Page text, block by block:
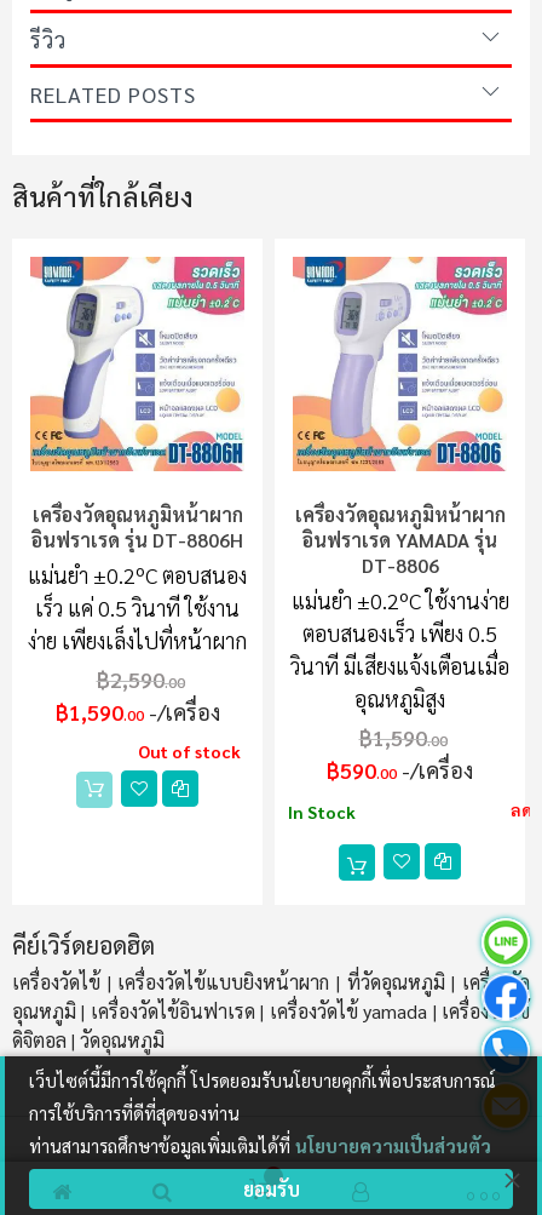
เว็บไซต์นี้มีการใช้คุกกี้ โปรดยอมรับนโยบายคุกกี้เพื่อประสบการณ์
การใช้บริการที่ดีที่สุดของท่าน
ท่านสามารถศึกษาข้อมูลเพิ่มเติมได้ที่ นโยบายความเป็นส่วนตัว
ยอมรับ
รีวิว
RELATED POSTS
สินค้าที่ใกล้เคียง
เครื่องวัดอุณหภูมิหน้าผาก
อินฟราเรด รุ่น DT-8806H
แม่นยำ ±0.2ºC ตอบสนอง
เร็ว แค่ 0.5 วินาที ใช้งาน
ง่าย เพียงเล็งไปที่หน้าผาก
฿2,590.00
฿1,590.00 /เครื่อง
Out of stock
เครื่องวัดอุณหภูมิหน้าผาก
อินฟราเรด YAMADA รุ่น
DT-8806
แม่นยำ ±0.2ºC ใช้งานง่าย
ตอบสนองเร็ว เพียง 0.5
วินาที มีเสียงแจ้งเตือนเมื่อ
อุณหภูมิสูง
฿1,590.00
฿590.00 /เครื่อง
In Stock ลด
คีย์เวิร์ดยอดฮิต
เครื่องวัดไข้ | เครื่องวัดไข้แบบยิงหน้าผาก | ที่วัดอุณหภูมิ| เครื่องวัด
อุณหภูมิ | เครื่องวัดไข้อินฟาเรด | เครื่องวัดไข้ yamada | เครื่องวัดไข้
ดิจิตอล | วัดอุณหภูมิ